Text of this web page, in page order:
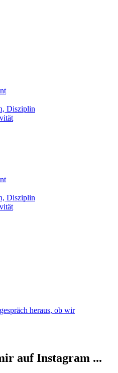
Disziplin
Disziplin
heraus, ob wir
auf Instagram ...